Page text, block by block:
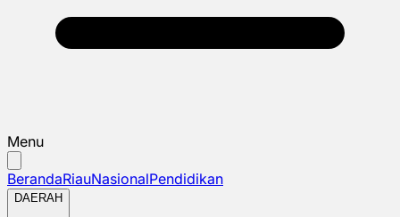
Menu
BerandaRiauNasionalPendidikan
DAERAH